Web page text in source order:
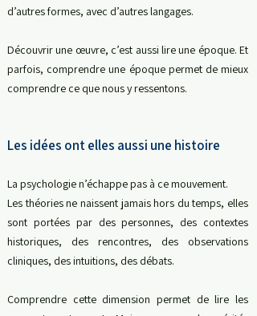
d’autres formes, avec d’autres langages.
Découvrirune œuvre, c’est aussi lire une époque. Et
parfois, comprendre une époque permet de mieux
comprendre ce que nous y ressentons.
Les idées ont elles aussi une histoire
La psychologie n’échappe pas à ce mouvement.
Les théories ne naissent jamais hors du temps, elles
sont portées par des personnes, des contextes
historiques, des rencontres, des observations
cliniques, des intuitions, des débats.
Comprendre cette dimension permet de lire les